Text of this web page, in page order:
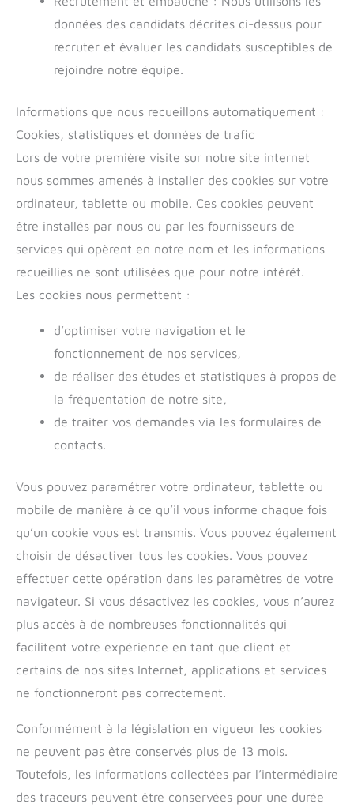
données des candidats décrites ci-dessus pour
recruter et évaluer les candidats susceptibles de
rejoindre notre équipe.
Informations que nous recueillons automatiquement :
Cookies, statistiques et données de trafic
Lors de votre première visite sur notre site internet
nous sommes amenés à installer des cookies sur votre
ordinateur, tablette ou mobile. Ces cookies peuvent
être installés par nous ou par les fournisseurs de
services qui opèrent en notre nom et les informations
recueillies ne sont utilisées que pour notre intérêt.
Les cookies nous permettent :
d’optimiser votre navigation et le
fonctionnement de nos services,
de réaliser des études et statistiques à propos de
la fréquentation de notre site,
de traiter vos demandes via les formulaires de
contacts.
Vous pouvez paramétrer votre ordinateur, tablette ou
mobile de manière à ce qu’il vous informe chaque fois
qu’un cookie vous est transmis. Vous pouvez également
choisir de désactiver tous les cookies. Vous pouvez
effectuer cette opération dans les paramètres de votre
navigateur. Si vous désactivez les cookies, vous n’aurez
plus accès à de nombreuses fonctionnalités qui
facilitent votre expérience en tant que client et
certains de nos sites Internet, applications et services
ne fonctionneront pas correctement.
Conformément à la législation en vigueur les cookies
ne peuvent pas être conservés plus de 13 mois.
Toutefois, les informations collectées par l’intermédiaire
des traceurs peuvent être conservées pour une durée